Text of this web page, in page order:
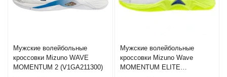
Мужские волейбольные
кроссовки Mizuno WAVE
MOMENTUM 2 (V1GA211300)
Мужские волейбольные
кроссовки Mizuno Wave
MOMENTUM ELITE